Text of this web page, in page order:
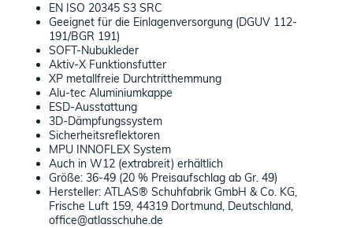
EN ISO 20345 S3 SRC
Geeignet für die Einlagenversorgung (DGUV 112-
191/BGR 191)
SOFT-Nubukleder
Aktiv-X Funktionsfutter
XP metallfreie Durchtritthemmung
Alu-tec Aluminiumkappe
ESD-Ausstattung
3D-Dämpfungssystem
Sicherheitsreflektoren
MPU INNOFLEX System
Auch in W12 (extrabreit) erhältlich
Größe: 36-49 (20 % Preisaufschlag ab Gr. 49)
Hersteller: ATLAS® Schuhfabrik GmbH & Co. KG,
Frische Luft 159, 44319 Dortmund, Deutschland,
office@atlasschuhe.de